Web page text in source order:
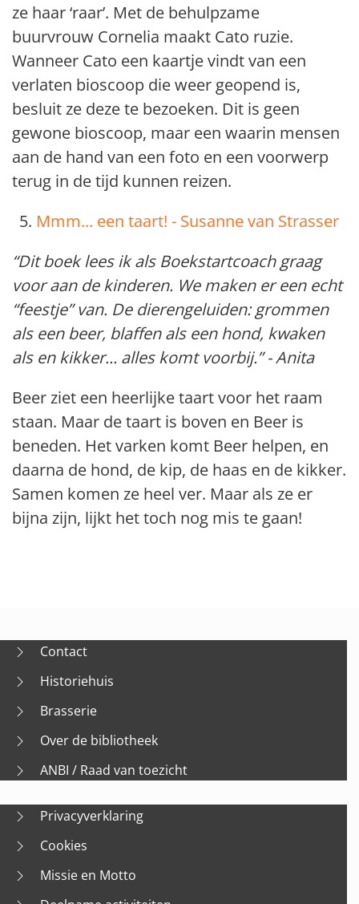
ze haar ‘raar’. Met de behulpzame
buurvrouw Cornelia maakt Cato ruzie.
Wanneer Cato een kaartje vindt van een
verlaten bioscoop die weer geopend is,
besluit ze deze te bezoeken. Dit is geen
gewone bioscoop, maar een waarin mensen
aan de hand van een foto en een voorwerp
terug in de tijd kunnen reizen.
Mmm... een taart! - Susanne van Strasser
“Dit boek lees ik als Boekstartcoach graag
voor aan de kinderen. We maken er een echt
“feestje” van. De dierengeluiden: grommen
als een beer, blaffen als een hond, kwaken
als en kikker... alles komt voorbij.” - Anita
Beer ziet een heerlijke taart voor het raam
staan. Maar de taart is boven en Beer is
beneden. Het varken komt Beer helpen, en
daarna de hond, de kip, de haas en de kikker.
Samen komen ze heel ver. Maar als ze er
bijna zijn, lijkt het toch nog mis te gaan!
Contact
Historiehuis
Brasserie
Over de bibliotheek
ANBI / Raad van toezicht
Privacyverklaring
Cookies
Missie en Motto